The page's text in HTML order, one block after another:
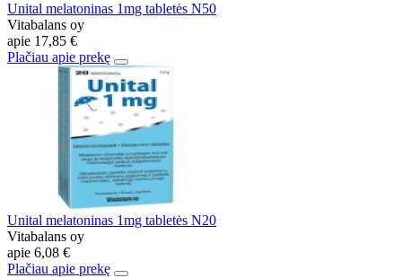
Unital melatoninas 1mg tabletės N50
Vitabalans oy
apie 17,85 €
Plačiau apie prekę
Unital melatoninas 1mg tabletės N20
Vitabalans oy
apie 6,08 €
Plačiau apie prekę